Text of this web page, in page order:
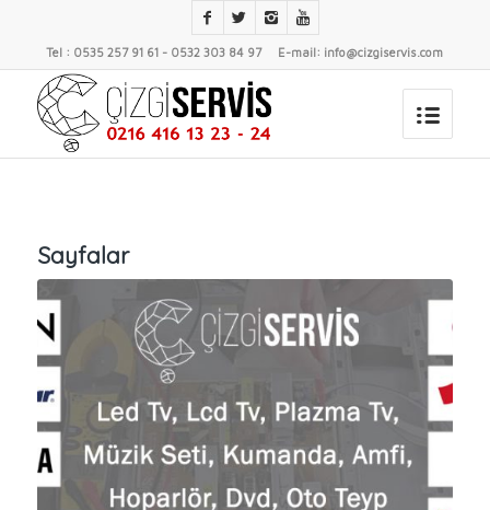
Tel : 0535 257 91 61 - 0532 303 84 97 E-mail: info@cizgiservis.com
Sayfalar